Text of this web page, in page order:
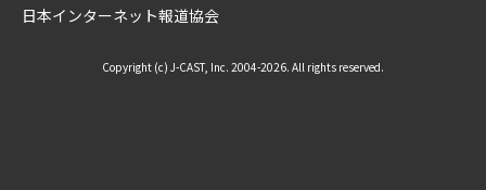
日本インターネット報道協会
Copyright (c) J-CAST, Inc. 2004-2026. All rights reserved.